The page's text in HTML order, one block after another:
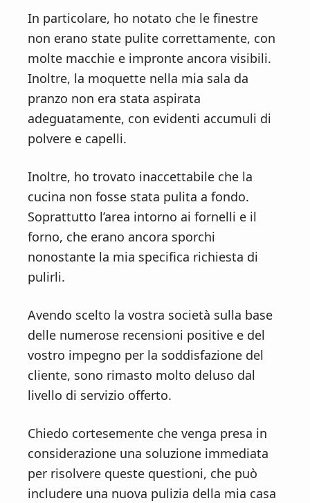
In particolare, ho notato che le finestre
non erano state pulite correttamente, con
molte macchie e impronte ancora visibili.
Inoltre, la moquette nella mia sala da
pranzo non era stata aspirata
adeguatamente, con evidenti accumuli di
polvere e capelli.
Inoltre, ho trovato inaccettabile che la
cucina non fosse stata pulita a fondo.
Soprattutto l’area intorno ai fornelli e il
forno, che erano ancora sporchi
nonostante la mia specifica richiesta di
pulirli.
Avendo scelto la vostra società sulla base
delle numerose recensioni positive e del
vostro impegno per la soddisfazione del
cliente, sono rimasto molto deluso dal
livello di servizio offerto.
Chiedo cortesemente che venga presa in
considerazione una soluzione immediata
per risolvere queste questioni, che può
includere una nuova pulizia della mia casa